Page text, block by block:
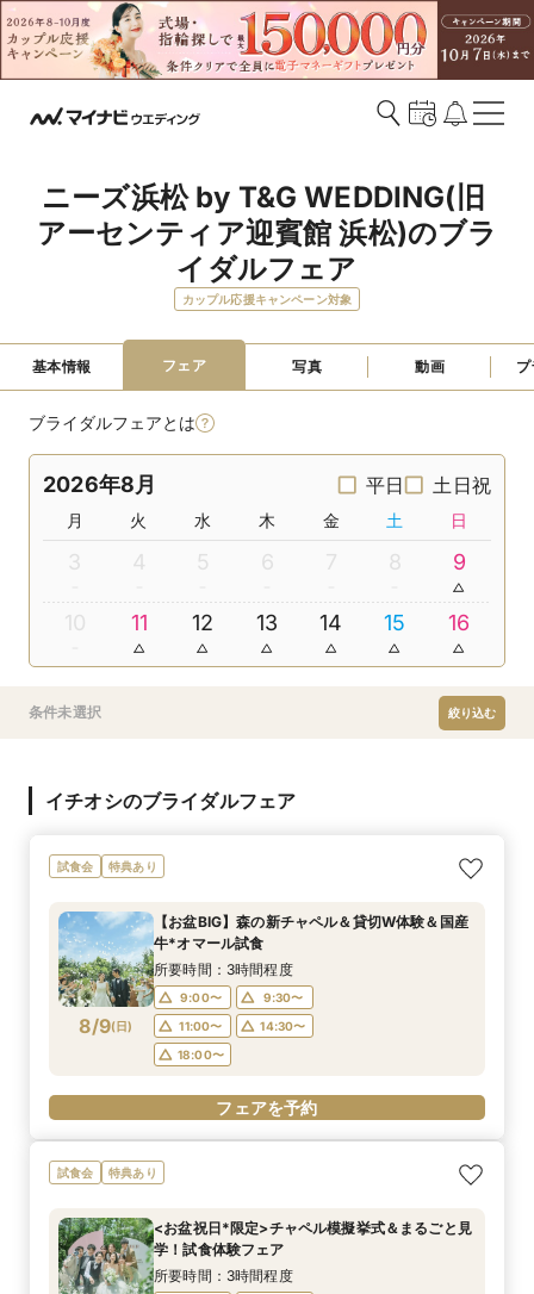
ニーズ浜松 by T&G WEDDING(旧
アーセンティア迎賓館 浜松)のブラ
イダルフェア
カップル応援キャンペーン対象
基本情報 フェア 写真 動画
ブライダルフェアとは
2026年8月 平日 土日祝
月 火 水 木 金 土 日
3 4 5 6 7 8 9
10 11 12 13 14 15 16
条件未選択 絞り込む
イチオシのブライダルフェア
試食会 特典あり
8/9(日)
【お盆BIG】森の新チャペル＆貸切W体験＆国産
牛*オマール試食
所要時間：3時間程度
9:00〜
9:30〜
11:00〜
14:30〜
18:00〜
フェアを予約
試食会 特典あり
<お盆祝日*限定>チャペル模擬挙式＆まるごと見
学！試食体験フェア
所要時間：3時間程度